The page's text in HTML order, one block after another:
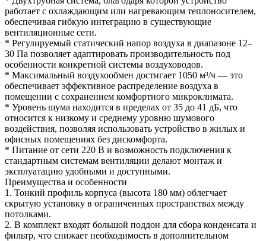
работает с охлаждающим или нагревающим теплоносителем,
обеспечивая гибкую интеграцию в существующие
вентиляционные сети.
* Регулируемый статический напор воздуха в диапазоне 12–
30 Па позволяет адаптировать производительность под
особенности конкретной системы воздуховодов.
* Максимальный воздухообмен достигает 1050 м³/ч — это
обеспечивает эффективное распределение воздуха в
помещении с сохранением комфортного микроклимата.
* Уровень шума находится в пределах от 35 до 41 дБ, что
относится к низкому и среднему уровню шумового
воздействия, позволяя использовать устройство в жилых и
офисных помещениях без дискомфорта.
* Питание от сети 220 В и возможность подключения к
стандартным системам вентиляции делают монтаж и
эксплуатацию удобными и доступными.
Преимущества и особенности
1. Тонкий профиль корпуса (высота 180 мм) облегчает
скрытую установку в ограниченных пространствах между
потолками.
2. В комплект входят большой поддон для сбора конденсата и
фильтр, что снижает необходимость в дополнительном